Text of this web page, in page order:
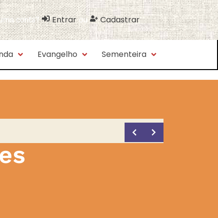
conta? Entrar ou Cadastrar
Evangelho Sementeira